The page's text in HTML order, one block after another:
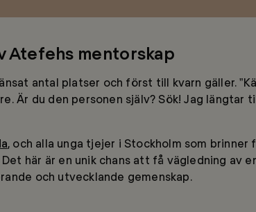
Atefehs mentorskap
antal platser och först till kvarn gäller.
Är du den personen själv? Sök! Jag längtar
, och alla unga tjejer i Stockholm som brinner
här är en unik chans att få vägledning av
och utvecklande gemenskap.